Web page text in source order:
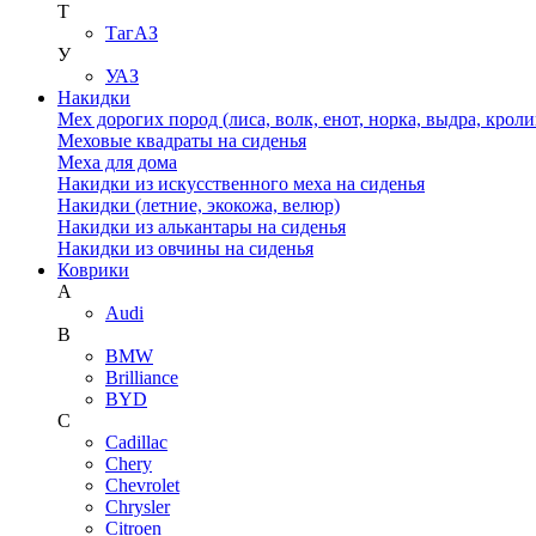
Т
ТагАЗ
У
УАЗ
Накидки
Мех дорогих пород (лиса, волк, енот, норка, выдра,
Меховые квадраты на сиденья
Меха для дома
Накидки из искусственного меха на сиденья
Накидки (летние, экокожа, велюр)
Накидки из алькантары на сиденья
Накидки из овчины на сиденья
Коврики
A
Audi
B
BMW
Brilliance
BYD
C
Cadillac
Chery
Chevrolet
Chrysler
Citroen